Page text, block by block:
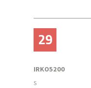
29
IRKO5200
S